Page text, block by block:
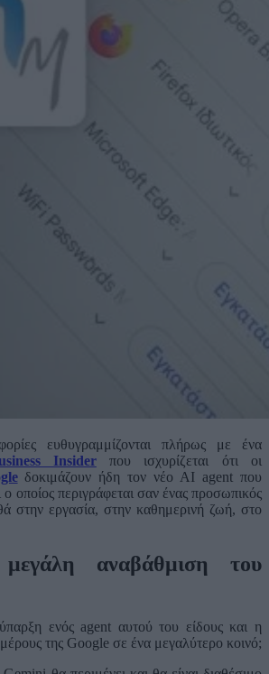
ευθυγραμμίζονται πλήρως με ένα
Insiderπου ισχυρίζεται ότι οι
δοκιμάζουν ήδη τον νέο AI agent που
ο οποίος περιγράφεται σαν ένας προσωπικός
στην εργασία, στην καθημερινή ζωή, στο
αναβάθμιση του
ενός agent αυτού του είδους και η
της Google σε ένα μεγαλύτερο κοινό;